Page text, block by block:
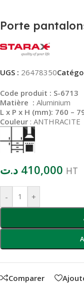
Porte
UGS : 26478350
Code produit : S-6713
Matière : Aluminium
L x P x H (mm): 760 –
Couleur : ANTHRACITE
410,000 د.ت HT
- +
Comparer